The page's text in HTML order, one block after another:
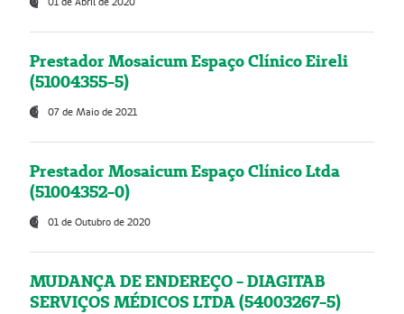
Prestador Mosaicum Espaço Clínico Eireli
(51004355-5)
07 de Maio de 2021
Prestador Mosaicum Espaço Clínico Ltda
(51004352-0)
01 de Outubro de 2020
MUDANÇA DE ENDEREÇO - DIAGITAB
SERVIÇOS MÉDICOS LTDA (54003267-5)